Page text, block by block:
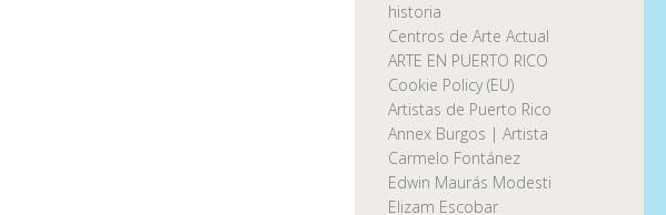
historia
Centros de Arte Actual
ARTE EN PUERTO RICO
Cookie Policy (EU)
Artistas de Puerto Rico
Annex Burgos | Artista
Carmelo Fontánez
Edwin Maurás Modesti
Elizam Escobar